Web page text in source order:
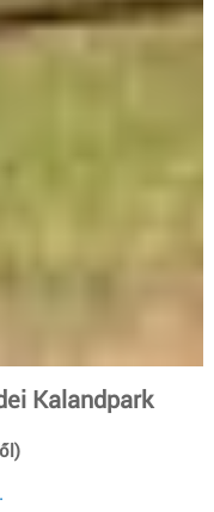
Kalandpark